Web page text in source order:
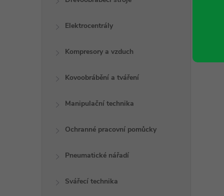
Elektrocentrály
Kompresory a vzduch
Kovoobrábění a tváření
Manipulační technika
Ochranné pracovní pomůcky
Pneumatické nářadí
Svářecí technika